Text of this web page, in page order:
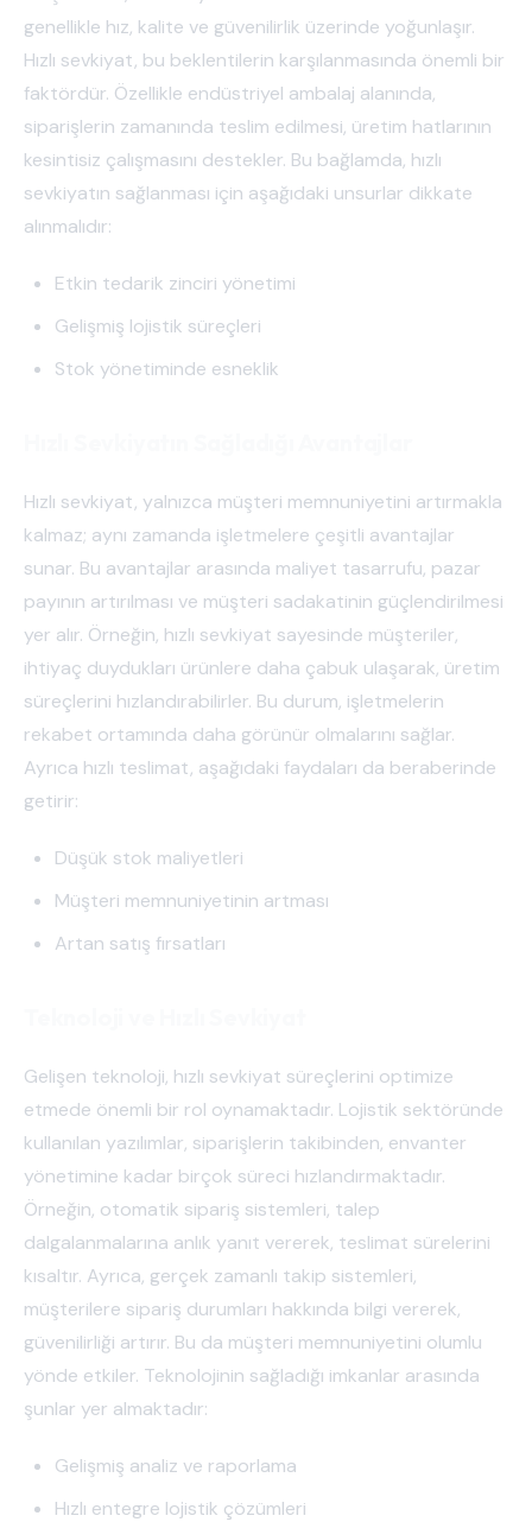
genellikle hız, kalite ve güvenilirlik üzerinde yoğunlaşır.
Hızlı sevkiyat, bu beklentilerin karşılanmasında önemli bir
faktördür. Özellikle endüstriyel ambalaj alanında,
siparişlerin zamanında teslim edilmesi, üretim hatlarının
kesintisiz çalışmasını destekler. Bu bağlamda, hızlı
sevkiyatın sağlanması için aşağıdaki unsurlar dikkate
alınmalıdır:
Etkin tedarik zinciri yönetimi
Gelişmiş lojistik süreçleri
Stok yönetiminde esneklik
Hızlı sevkiyat, yalnızca müşteri memnuniyetini artırmakla
kalmaz; aynı zamanda işletmelere çeşitli avantajlar
sunar. Bu avantajlar arasında maliyet tasarrufu, pazar
payının artırılması ve müşteri sadakatinin güçlendirilmesi
yer alır. Örneğin, hızlı sevkiyat sayesinde müşteriler,
ihtiyaç duydukları ürünlere daha çabuk ulaşarak, üretim
süreçlerini hızlandırabilirler. Bu durum, işletmelerin
rekabet ortamında daha görünür olmalarını sağlar.
Ayrıca hızlı teslimat, aşağıdaki faydaları da beraberinde
getirir:
Düşük stok maliyetleri
Müşteri memnuniyetinin artması
Artan satış fırsatları
Gelişen teknoloji, hızlı sevkiyat süreçlerini optimize
etmede önemli bir rol oynamaktadır. Lojistik sektöründe
kullanılan yazılımlar, siparişlerin takibinden, envanter
yönetimine kadar birçok süreci hızlandırmaktadır.
Örneğin, otomatik sipariş sistemleri, talep
dalgalanmalarına anlık yanıt vererek, teslimat sürelerini
kısaltır. Ayrıca, gerçek zamanlı takip sistemleri,
müşterilere sipariş durumları hakkında bilgi vererek,
güvenilirliği artırır. Bu da müşteri memnuniyetini olumlu
yönde etkiler. Teknolojinin sağladığı imkanlar arasında
şunlar yer almaktadır:
Gelişmiş analiz ve raporlama
Hızlı entegre lojistik çözümleri